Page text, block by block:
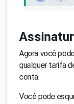
Agora você
qualquer tarifa
conta.
Você pode